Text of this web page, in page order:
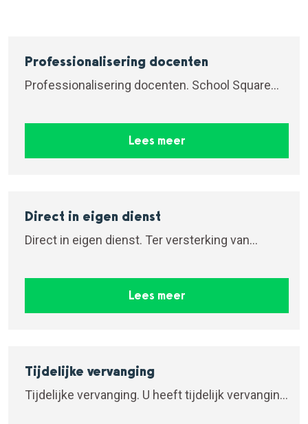
Professionalisering docenten
Professionalisering docenten. School Square
Lees meer
Direct in eigen dienst
Direct in eigen dienst. Ter versterking van...
Lees meer
Tijdelijke vervanging
Tijdelijke vervanging. U heeft tijdelijk vervanging